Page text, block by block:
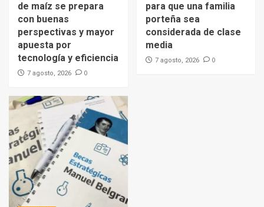
de maíz se prepara
con buenas
perspectivas y mayor
apuesta por
tecnología y eficiencia
7 agosto, 2026 0
para que una familia
porteña sea
considerada de clase
media
7 agosto, 2026 0